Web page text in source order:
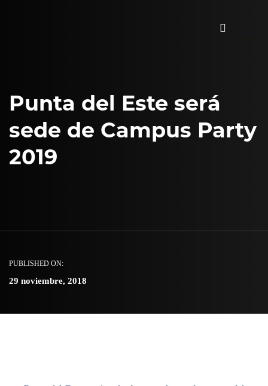
Punta del Este será
sede de Campus Party
2019
PUBLISHED ON:
29 noviembre, 2018